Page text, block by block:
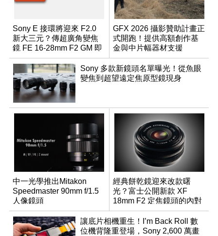
Sony E 接環將迎來 F2.0
新大三元？傳超廣角變焦
鏡 FE 16-28mm F2 GM 即
將問世
GFX 2026 攝影贊助計畫正
式開跑！提供高額創作基
金與中片幅器材支援
Sony 多款新鏡頭名單曝光！從魚眼
變焦到超望遠定焦原型鏡現身
中一光學推出Mitakon
Speedmaster 90mm f/1.5
人像鏡頭
經典餅乾鏡迎來改款曙
光？富士公開新款 XF
18mm F2 定焦鏡頭的內對
焦專利
讓底片相機重生！I’m Back Roll 數
位機背隆重登場，Sony 2,600 萬畫